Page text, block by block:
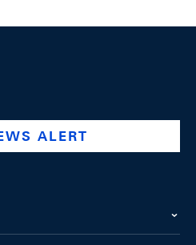
company/swiss-national-
@swissnationalbank
ALERT